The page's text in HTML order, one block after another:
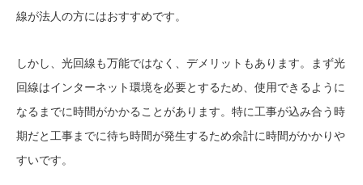
線が法人の方にはおすすめです。
しかし、光回線も万能ではなく、デメリットもあります。まず光
回線はインターネット環境を必要とするため、使用できるように
なるまでに時間がかかることがあります。特に工事が込み合う時
期だと工事までに待ち時間が発生するため余計に時間がかかりや
すいです。